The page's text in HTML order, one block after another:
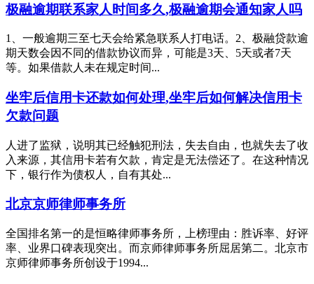
极融逾期联系家人时间多久,极融逾期会通知家人吗
1、一般逾期三至七天会给紧急联系人打电话。2、极融贷款逾
期天数会因不同的借款协议而异，可能是3天、5天或者7天
等。如果借款人未在规定时间...
坐牢后信用卡还款如何处理,坐牢后如何解决信用卡
欠款问题
人进了监狱，说明其已经触犯刑法，失去自由，也就失去了收
入来源，其信用卡若有欠款，肯定是无法偿还了。在这种情况
下，银行作为债权人，自有其处...
北京京师律师事务所
全国排名第一的是恒略律师事务所，上榜理由：胜诉率、好评
率、业界口碑表现突出。而京师律师事务所屈居第二。北京市
京师律师事务所创设于1994...